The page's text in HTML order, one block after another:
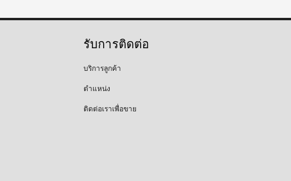
รับการติดต่อ
บริการลูกค้า
ตำแหน่ง
ติดต่อเราเพื่อขาย